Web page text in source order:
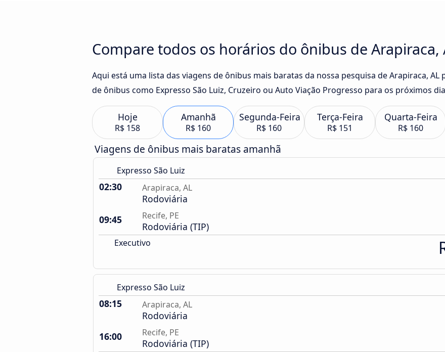
Compare todos os horários do ônibus de Arapiraca,
Aqui está uma lista das viagens de ônibus mais baratas da nossa pesquisa de Arapiraca, AL
de ônibus como Expresso São Luiz, Cruzeiro ou Auto Viação Progresso para os próximos
Hoje
R$ 158
Amanhã
R$ 160
Segunda-Feira
R$ 160
Terça-Feira
R$ 151
Quarta-Feira
R$ 160
Viagens de ônibus mais baratas amanhã
Expresso São Luiz
02:30 Arapiraca, AL
Rodoviária
09:45
Recife, PE
Rodoviária (TIP)
Executivo
Expresso São Luiz
08:15 Arapiraca, AL
Rodoviária
16:00
Recife, PE
Rodoviária (TIP)